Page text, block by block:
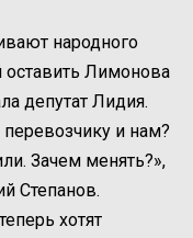
народного
оставить Лимонова
депутат Лидия.
и нам?
Зачем менять?»,
Степанов.
хотят